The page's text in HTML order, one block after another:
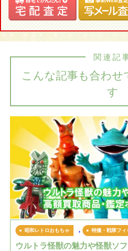
こんな記事も合わせ
す
関連記
昭和レトロおもちゃ , 特撮・戦隊フィ
ウルトラ怪獣の魅力や怪獣ソ